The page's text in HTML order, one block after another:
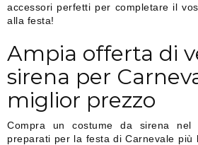
accessori perfetti per completare il
alla festa!
Ampia offerta di
sirena per
miglior prezzo
Compra un costume da sirena
preparati per la festa di Carnevale più